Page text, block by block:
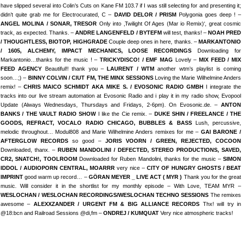
have slipped several into Colin’s Cuts on Kane FM 103.7 if I was still selecting for and presenting it;
didn’t quite grab me for Electrocurated, C – DAVID DELOR / PRISMPolygonia goes deep ! –
ANGEL MOLINA / SONAR, TRESOR Only into ‚Twilight Of Ages (Mar io Remix)‘, great cosmic
track, as expected. Thanks. –ANDRE LANGENFELD / BYTEFMwill test, thanks! – NOAH PRED
/ THOUGHTLESS, BIOTOP, HIGHGRADECouple deep ones in here, thanks. –MARKANTONIO
/ 1605, ALCHEMY, IMPACT MECHANICS, LOOSE RECORDINGS Downloading for
Markantonio…thanks for the music ! – TRICKYDISCO! / EMF MAG Lovely – MIX FEED / MIX
FEED AGENCY Beautiful!! thank you –LAURENT / WTM another wtm’s playlist is coming
soon…;) – BINNY COLVIN / CIUT FM, THE MINX SESSIONSLoving the Marie Wilhelmine Anders
remix! –CHRIS MAICO SCHMIDT AKA MIKE S. / EVOSONIC RADIO GMBHI integrate the
tracks into our live stream automation at Evosonic Radio and i play it in my radio show, Evopool
Update (Always Wednesdays, Thursdays and Fridays, 2-6pm). On Evosonic.de. – ANTON
BANKS / THE VAULT RADIO SHOWI like the Cie remix. – DUKE SHIN / FREELANCE / THE
GOODS, REFRACT, VOCALO RADIO CHICAGO, BUBBLES & BASSLush, percussive,
melodic throughout… Modul808 and Marie Wilhelmine Anders remixes for me – GAI BARONE /
AFTERGLOW RECORDS so good – JORIS VOORN / GREEN, REJECTED, COCOON
Downloaded, thanx. – RUBEN MANDOLINI / DEFECTED, STEREO PRODUCTIONS, SAVED,
CR2, SNATCH!, TOOLROOMDownloaded for Ruben Mandolini, thanks for the music – SIMON
IDDOL / AUDIOPORN CENTRAL, MOARRR very nice – CITY OF HUNGRY GHOSTS / BEAT
IMPRINT good warm up record… – GÖRAN MEYER _ LIVE ACT ( MYR ) Thank you for the great
music. Will consider it in the shortlist for my monthly episode – With Love, TEAM MYR –
WESLOCHAN / WESLOCHAN RECORDINGS/WESLOCHAN TECHNO SESSIONS The remixes
awesome – ALEXXZANDER / URGENT FM & BIG ALLIANCE RECORDS Thx! will try in
@18:bcn and Railroad Sessions @di,fm – ONDREJ / KUMQUAT Very nice atmospheric tracks!